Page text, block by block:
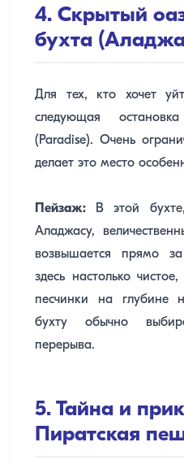
4. Скрытый
бухта
Для тех, кто хочет
следующая
(Paradise). Очень
делает это место
Пейзаж: В этой
Аладжасу,
возвышается прямо
здесь настолько
песчинки на глубине
бухту обычно
перерыва.
5. Тайна и
Пиратская